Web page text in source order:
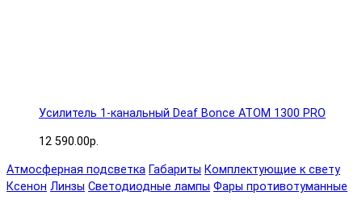
Усилитель 1-канальный Deaf Bonce ATOM 1300 PRO
12 590.00р.
Атмосферная подсветка Габариты Комплектующие к свету
Ксенон Линзы Светодиодные лампы Фары противотуманные